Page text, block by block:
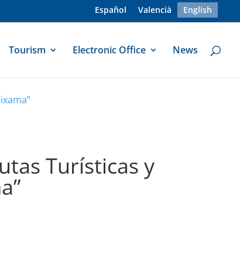
Español Valencià English
Tourism Electronic Office News
Turísticas y